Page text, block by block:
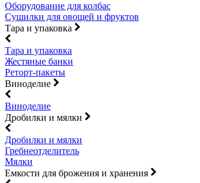
Оборудование для колбас
Сушилки для овощей и фруктов
Тара и упаковка
Тара и упаковка
Жестяные банки
Реторт-пакеты
Виноделие
Виноделие
Дробилки и мялки
Дробилки и мялки
Гребнеотделитель
Мялки
Емкости для брожения и хранения